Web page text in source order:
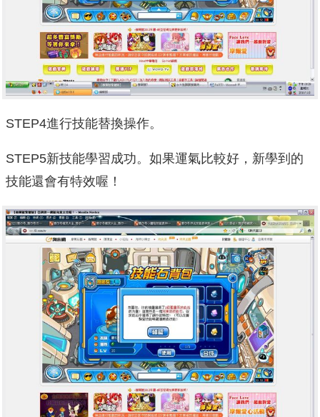
STEP4進行技能替換操作。
STEP5新技能學習成功。如果運氣比較好，新學到的
技能還會有特效喔！